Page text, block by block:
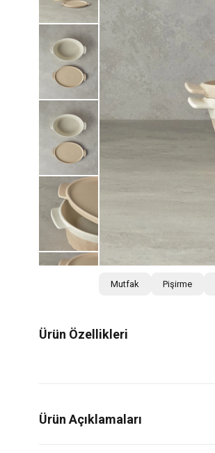
Mutfak Pişirme
Ürün Özellikleri
Ürün Açıklamaları